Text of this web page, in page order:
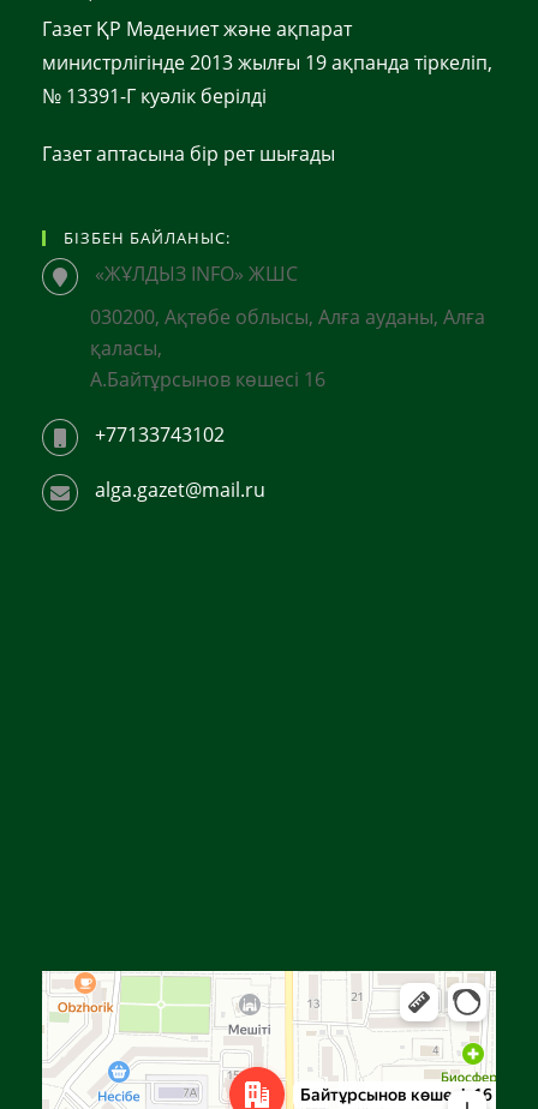
Газет ҚР Мәдениет және ақпарат
министрлігінде 2013 жылғы 19 ақпанда тіркеліп,
№ 13391-Г куәлік берілді
Газет аптасына бір рет шығады
БІЗБЕН БАЙЛАНЫС:
«ЖҰЛДЫЗ INFO» ЖШС
030200, Ақтөбе облысы, Алға ауданы, Алға
қаласы,
А.Байтұрсынов көшесі 16
+77133743102
alga.gazet@mail.ru
Яндекс Карталар — көлік, навигация, орындарды іздеу